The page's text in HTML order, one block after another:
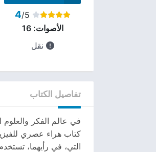
4/5
الأصوات:16
نقل
تفاصيل الكتاب
في عالم الفكر
كتاب هراء عصري
التي، في رأيهما،